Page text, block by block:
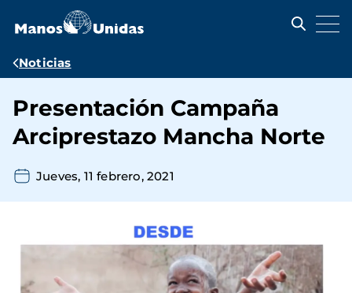
contenido
Ruta
navegación
Noticias
Presentación Campaña
Arciprestazo Mancha Norte
Jueves, 11 febrero, 2021